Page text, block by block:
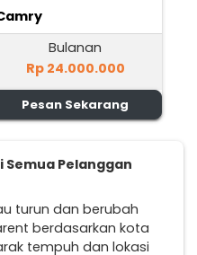
Bulanan
Rp 24.000.000
Pesan Sekarang
Semua Pelanggan
turun dan berubah
berdasarkan kota
tempuh dan lokasi